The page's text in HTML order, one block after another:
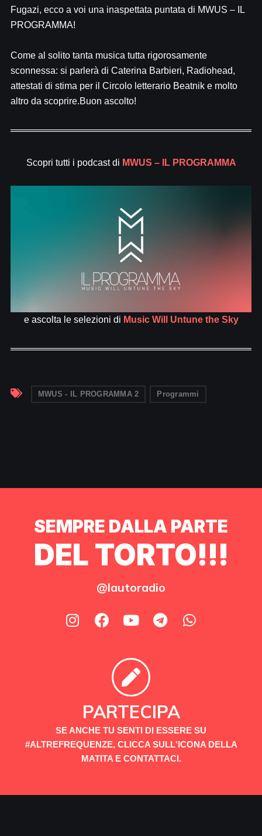
Fugazi, ecco a voi una inaspettata puntata di MWUS – IL
PROGRAMMA!
Come al solito tanta musica tutta rigorosamente
sconnessa: si parlerà di Caterina Barbieri, Radiohead,
attestati di stima per il Circolo letterario Beatnik e molto
altro da scoprire.Buon ascolto!
Scopri tutti i podcast di MWUS – IL PROGRAMMA
e ascolta le selezioni di Music Will Untune the Sky
MWUS - IL PROGRAMMA 2 Programmi
SEMPRE DALLA PARTE
DEL TORTO!!!
@lautoradio
PARTECIPA
SE ANCHE TU SENTI DI ESSERE SU
#ALTREFREQUENZE, CLICCA SULL'ICONA DELLA
MATITA E CONTATTACI.